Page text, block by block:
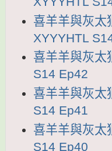
喜羊羊與灰太
XYYYHTL
喜羊羊與灰太
S14 Ep42
喜羊羊與灰太
S14 Ep41
喜羊羊與灰太
S14 Ep40